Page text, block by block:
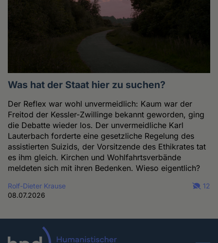
Was hat der Staat hier zu suchen?
Der Reflex war wohl unvermeidlich: Kaum war der
Freitod der Kessler-Zwillinge bekannt geworden, ging
die Debatte wieder los. Der unvermeidliche Karl
Lauterbach forderte eine gesetzliche Regelung des
assistierten Suizids, der Vorsitzende des Ethikrates tat
es ihm gleich. Kirchen und Wohlfahrtsverbände
meldeten sich mit ihren Bedenken. Wieso eigentlich?
Rolf-Dieter Krause
08.07.2026
12